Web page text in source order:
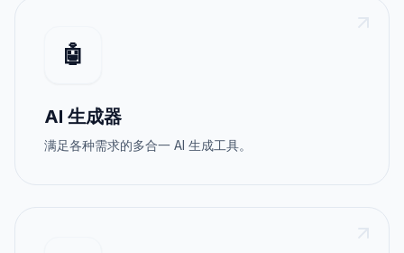
🤖
AI 生成器
满足各种需求的多合一 AI 生成工具。